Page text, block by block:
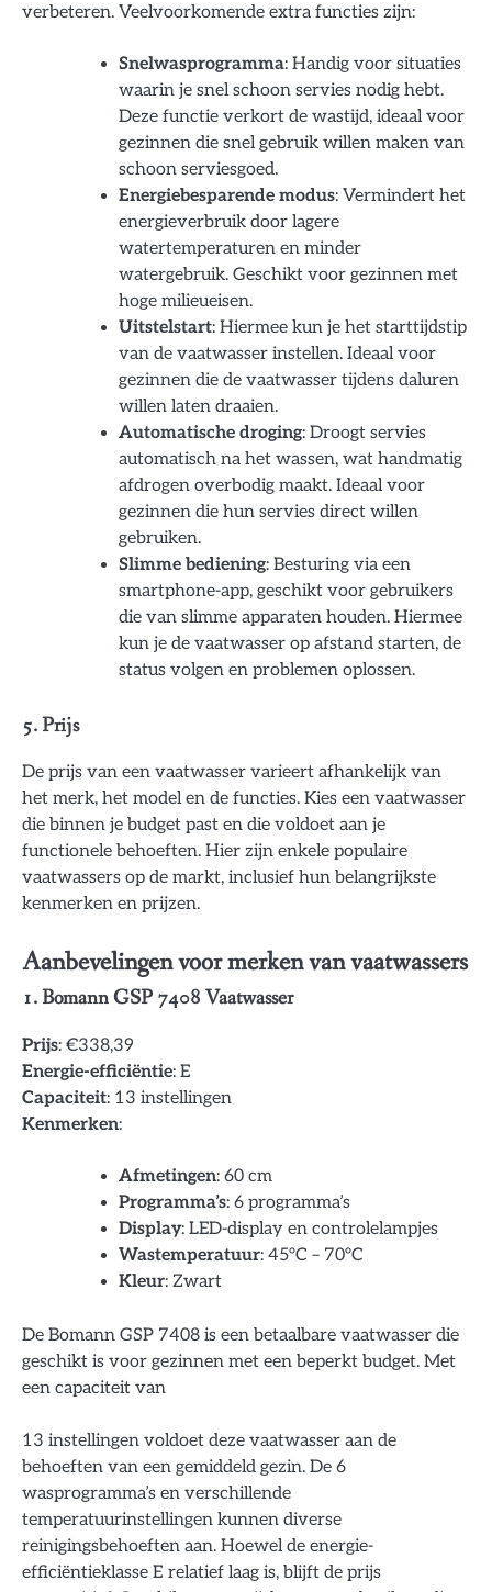
verbeteren. Veelvoorkomende extra functies zijn:
Snelwasprogramma: Handig voor situaties
waarin je snel schoon servies nodig hebt.
Deze functie verkort de wastijd, ideaal voor
gezinnen die snel gebruik willen maken van
schoon serviesgoed.
Energiebesparende modus: Vermindert het
energieverbruik door lagere
watertemperaturen en minder
watergebruik. Geschikt voor gezinnen met
hoge milieueisen.
Uitstelstart: Hiermee kun je het starttijdstip
van de vaatwasser instellen. Ideaal voor
gezinnen die de vaatwasser tijdens daluren
willen laten draaien.
Automatische droging: Droogt servies
automatisch na het wassen, wat handmatig
afdrogen overbodig maakt. Ideaal voor
gezinnen die hun servies direct willen
gebruiken.
Slimme bediening: Besturing via een
smartphone-app, geschikt voor gebruikers
die van slimme apparaten houden. Hiermee
kun je de vaatwasser op afstand starten, de
status volgen en problemen oplossen.
5. Prijs
De prijs van een vaatwasser varieert afhankelijk van
het merk, het model en de functies. Kies een vaatwasser
die binnen je budget past en die voldoet aan je
functionele behoeften. Hier zijn enkele populaire
vaatwassers op de markt, inclusief hun belangrijkste
kenmerken en prijzen.
Aanbevelingen voor merken van vaatwassers
1. Bomann GSP 7408 Vaatwasser
Prijs: €338,39
Energie-efficiëntie: E
Capaciteit: 13 instellingen
Kenmerken:
Afmetingen: 60 cm
Programma’s: 6 programma’s
Display: LED-display en controlelampjes
Wastemperatuur: 45°C – 70°C
Kleur: Zwart
De Bomann GSP 7408 is een betaalbare vaatwasser die
geschikt is voor gezinnen met een beperkt budget. Met
een capaciteit van
13 instellingen voldoet deze vaatwasser aan de
behoeften van een gemiddeld gezin. De 6
wasprogramma’s en verschillende
temperatuurinstellingen kunnen diverse
reinigingsbehoeften aan. Hoewel de energie-
efficiëntieklasse E relatief laag is, blijft de prijs